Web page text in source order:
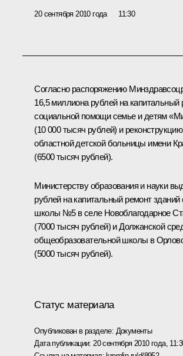
20 сентября 2010 года 11:30
Согласно распоряжению
16,5 миллиона рублей на капитальный
социальной помощи семье и детям
(10 000 тысяч рублей) и
областной детской больницы имени
(6500 тысяч рублей).
Министерству образования и науки
рублей на капитальный ремонт
школы №5 в селе Новоблагодарное
(7000 тысяч рублей) и Должанской
общеобразовательной школы в
(5000 тысяч рублей).
Статус материала
Опубликован в разделе: Документы
Дата публикации: 20 сентября 2010 года,